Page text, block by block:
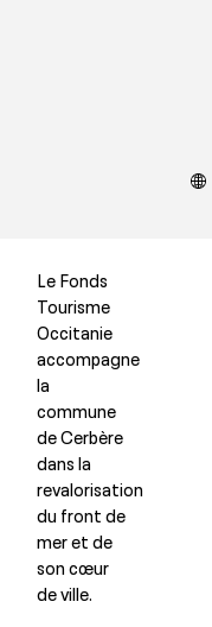
Le Fonds
Tourisme
Occitanie
accompagne
la
commune
de Cerbère
dans la
revalorisation
du front de
mer et de
son cœur
de ville.